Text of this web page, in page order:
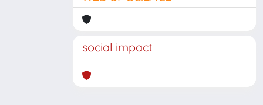
social impact